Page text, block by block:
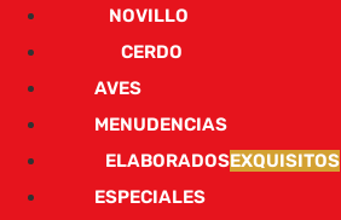
NOVILLO
CERDO
AVES
MENUDENCIAS
ELABORADOSEXQUISITOS
ESPECIALES